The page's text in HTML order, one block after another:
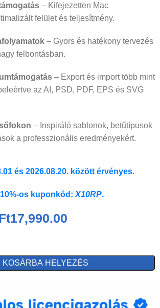
– Kifejezetten Mac
felület és teljesítmény.
– Gyors és hatékony tervezés
felbontásban.
– Export és import több mint
az AI, PSD, PDF, EPS és SVG
– Inspiráló sablonok, betűtípusok
a professzionális eredményekért.
és 2026.08.20. között érvényes.
os kuponkód: X10RP.
17,990.00
KOSÁRBA HELYEZÉS